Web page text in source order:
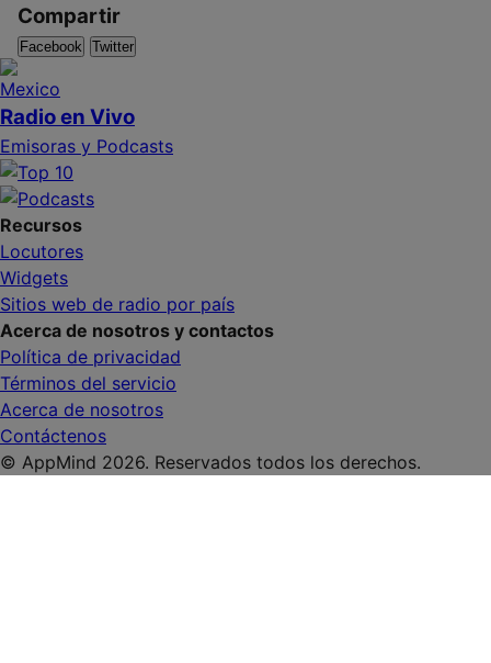
Compartir
Facebook Twitter
Radio en Vivo
Emisoras y Podcasts
Recursos
Locutores
Widgets
Sitios web de radio por país
Acerca de nosotros y contactos
Política de privacidad
Términos del servicio
Acerca de nosotros
Contáctenos
© AppMind 2026. Reservados todos los derechos.